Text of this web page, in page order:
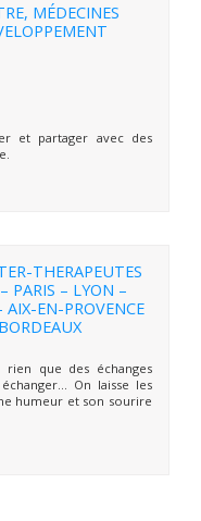
MÉDECINES
et partager avec des
THERAPEUTES
PARIS – LYON –
EN-PROVENCE
que des échanges
On laisse les
humeur et son sourire